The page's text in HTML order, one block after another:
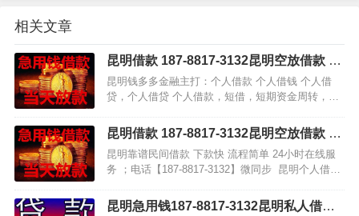
相关文章
昆明借款 187-8817-3132昆明空放借款 昆
明急用钱 昆明私人借款 昆明个人借款无抵
押不担保
昆明钱多多金融主打：个人借款 个人借钱 个人借
贷，个人借贷 个人借款，短借，短期资金周转，民
路，为您解决资金烦恼问题。电话【187-8817-
3132】微同&…
昆明借款 187-8817-3132昆明空放借款 昆
明急用钱 昆明私人借款 昆明个人借款无抵
押不担保
昆明靠谱民间借款 下款快 流程简单 24小时在线服
务 ；电话【187-8817-3132】微同步 昆明个人借
人贷款，昆明放款 昆明借贷，昆明短借…
昆明急用钱187-8817-3132昆明私人借款